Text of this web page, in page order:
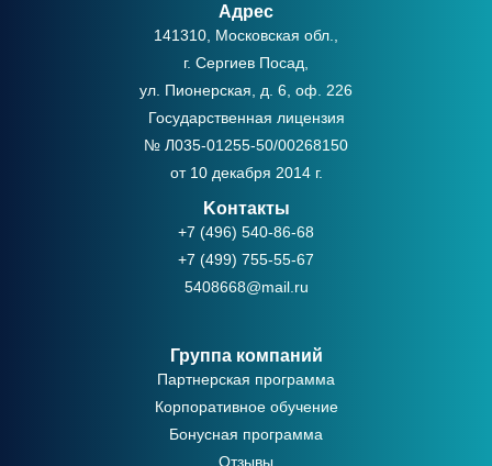
Адрес
141310, Московская обл.,
г. Сергиев Посад,
ул. Пионерская, д. 6, оф. 226
Государственная лицензия
№ Л035-01255-50/00268150
от 10 декабря 2014 г.
Kонтакты
+7 (496) 540-86-68
+7 (499) 755-55-67
5408668@mail.ru
Группа компаний
Партнерская программа
Корпоративное обучение
Бонусная программа
Отзывы